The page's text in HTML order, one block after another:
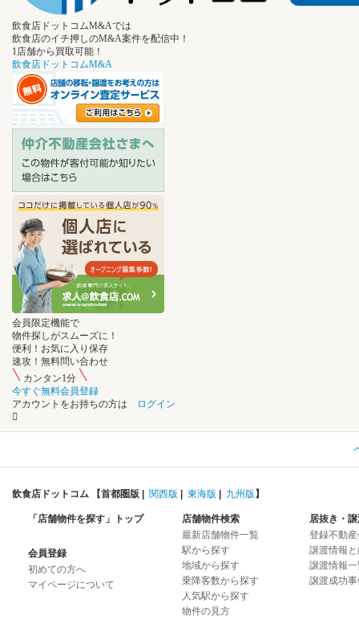
飲食店ドットコムM&Aでは
飲食店のイチ押しのM&A案件を配信中！
1店舗から買取可能！
飲食店ドットコムM&A
会員限定機能で
物件探しがスムーズに ！
便利！ お気に入り保存
速攻！ 無料問い合わせ
カンタン1分
今すぐ無料会員登録
アカウントをお持ちの方は
ログイン
飲食店ドットコム 【首都圏版 | 関西版 | 東海版 | 九州版】
「店舗物件を探す」トップ
会員登録
初めての方へ
マイページについて
店舗物件検索
最新店舗物件一覧
駅から探す
地域から探す
乗降客数から探す
人気駅から探す
物件の見方
居抜き・
登録不動
譲渡情報
譲渡情報
譲渡成功